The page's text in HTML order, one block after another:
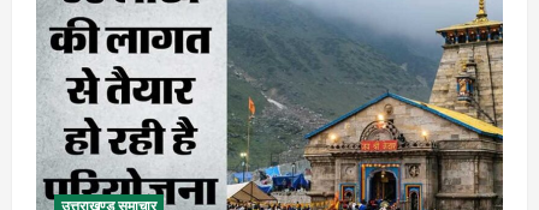
उत्तराखण्ड समाचार